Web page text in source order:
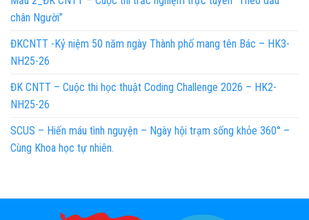
chân Người”
ĐKCNTT -Kỷ niệm 50 năm ngày Thành phố mang tên Bác – HK3-
NH25-26
ĐK CNTT – Cuộc thi học thuật Coding Challenge 2026 – HK2-
NH25-26
SCUS – Hiến máu tình nguyện – Ngày hội trạm sống khỏe 360° –
Cùng Khoa học tự nhiên.